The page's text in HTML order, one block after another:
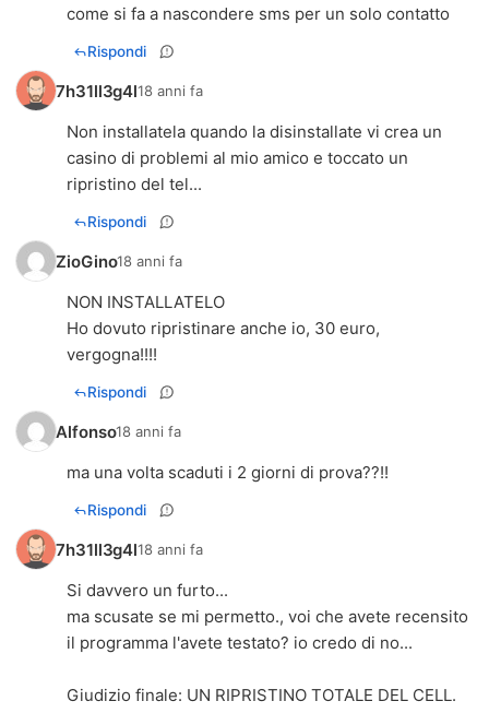
come si fa a nascondere sms per un solo contatto
Rispondi
7h31ll3g4l18 anni fa
Non installatela quando la disinstallate vi crea un
casino di problemi al mio amico e toccato un
ripristino del tel...
Rispondi
ZioGino18 anni fa
NON INSTALLATELO
Ho dovuto ripristinare anche io, 30 euro,
vergogna!!!!
Rispondi
Alfonso18 anni fa
ma una volta scaduti i 2 giorni di prova??!!
Rispondi
7h31ll3g4l18 anni fa
Si davvero un furto...
ma scusate se mi permetto., voi che avete recensito
il programma l'avete testato? io credo di no...
Giudizio finale: UN RIPRISTINO TOTALE DEL CELL.